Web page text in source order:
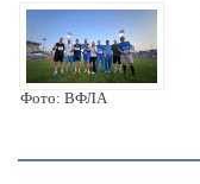
Фото: ВФЛА